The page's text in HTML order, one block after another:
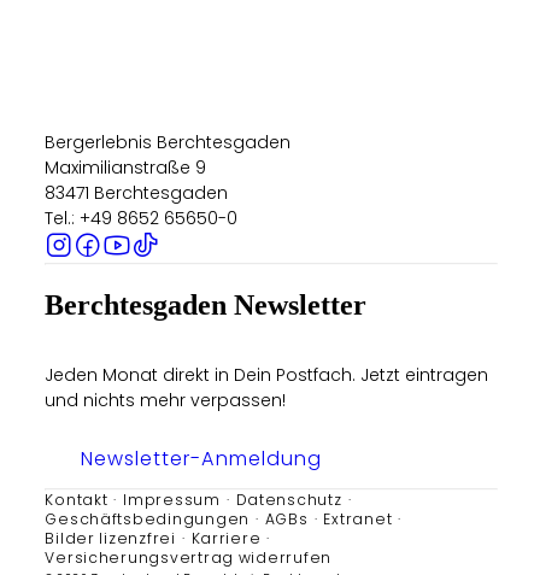
Bergerlebnis Berchtesgaden
Maximilianstraße 9
83471 Berchtesgaden
Tel.: +49 8652 65650-0
Berchtesgaden Newsletter
Jeden Monat direkt in Dein Postfach. Jetzt eintragen
und nichts mehr verpassen!
Newsletter-Anmeldung
Kontakt Impressum
Datenschutz
Geschäftsbedingungen
AGBs
Extranet
Bilder lizenzfrei
Karriere
Versicherungsvertrag widerrufen